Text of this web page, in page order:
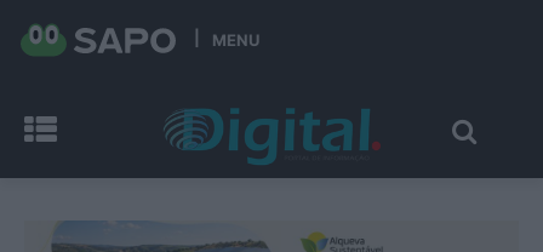
MENU